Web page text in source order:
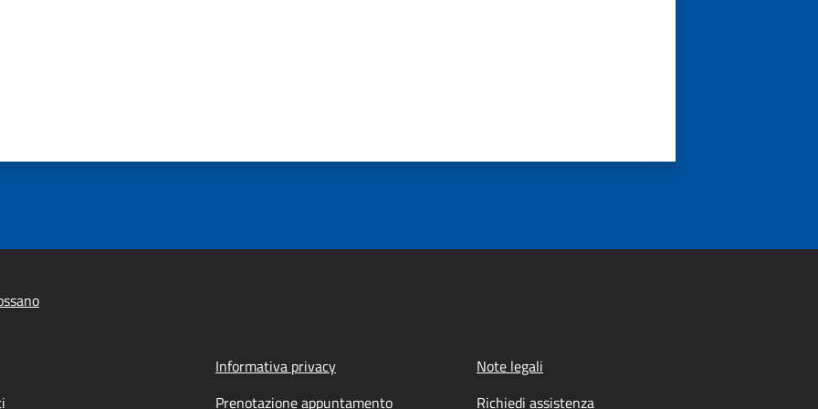
Informativa privacy
Note legali
Prenotazione appuntamento Richiedi assistenza